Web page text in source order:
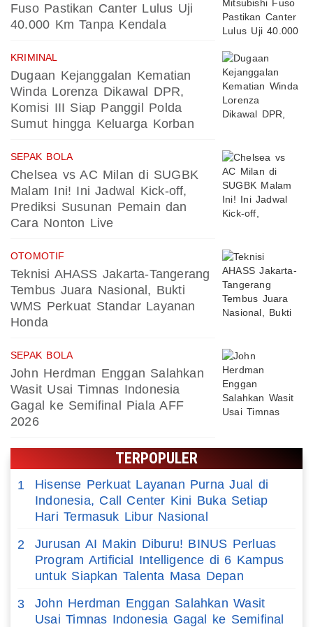
Fuso Pastikan Canter Lulus Uji
40.000 Km Tanpa Kendala
KRIMINAL
Dugaan Kejanggalan Kematian
Winda Lorenza Dikawal DPR,
Komisi III Siap Panggil Polda
Sumut hingga Keluarga Korban
SEPAK BOLA
Chelsea vs AC Milan di SUGBK
Malam Ini! Ini Jadwal Kick-off,
Prediksi Susunan Pemain dan
Cara Nonton Live
OTOMOTIF
Teknisi AHASS Jakarta-Tangerang
Tembus Juara Nasional, Bukti
WMS Perkuat Standar Layanan
Honda
SEPAK BOLA
John Herdman Enggan Salahkan
Wasit Usai Timnas Indonesia
Gagal ke Semifinal Piala AFF
2026
TERPOPULER
1
Hisense Perkuat Layanan Purna Jual di
Indonesia, Call Center Kini Buka Setiap
Hari Termasuk Libur Nasional
2
Jurusan AI Makin Diburu! BINUS Perluas
Program Artificial Intelligence di 6 Kampus
untuk Siapkan Talenta Masa Depan
3
John Herdman Enggan Salahkan Wasit
Usai Timnas Indonesia Gagal ke Semifinal